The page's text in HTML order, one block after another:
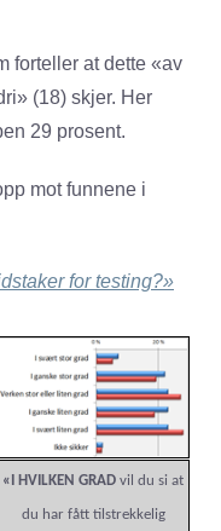
forteller at dette «av
(18) skjer. Her
29 prosent.
mot funnene i
for testing?»
«I HVILKEN GRAD vil du si at
du har fått tilstrekkelig